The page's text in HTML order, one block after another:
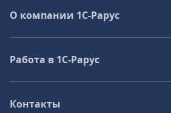
О компании 1C-Рарус
Работа в 1С‑Рарус
Контакты